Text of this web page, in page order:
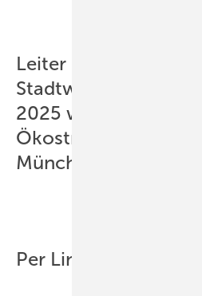
Leiter
Stadtwerke München
2025 wollen die
Ökostrom selbst
München verbraucht.
Per Lind,